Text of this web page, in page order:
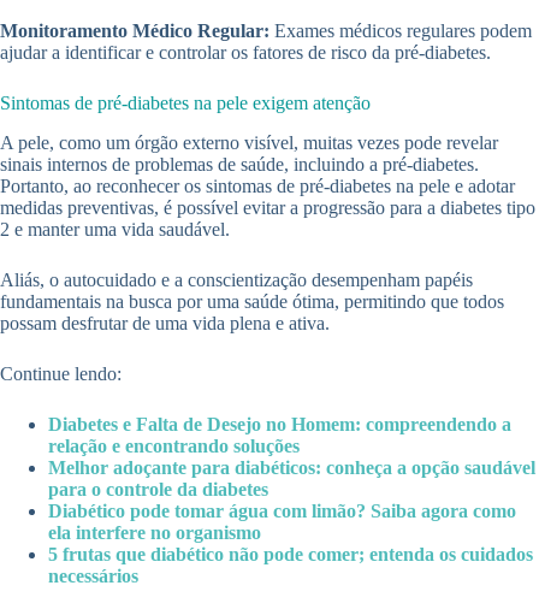
Monitoramento Médico Regular: Exames médicos regulares podem
ajudar a identificar e controlar os fatores de risco da pré-diabetes.
Sintomas de pré-diabetes na pele exigem atenção
A pele, como um órgão externo visível, muitas vezes pode revelar
sinais internos de problemas de saúde, incluindo a pré-diabetes.
Portanto, ao reconhecer os sintomas de pré-diabetes na pele e adotar
medidas preventivas, é possível evitar a progressão para a diabetes tipo
2 e manter uma vida saudável.
Aliás, o autocuidado e a conscientização desempenham papéis
fundamentais na busca por uma saúde ótima, permitindo que todos
possam desfrutar de uma vida plena e ativa.
Continue lendo:
Diabetes e Falta de Desejo no Homem: compreendendo a
relação e encontrando soluções
Melhor adoçante para diabéticos: conheça a opção saudável
para o controle da diabetes
Diabético pode tomar água com limão? Saiba agora como
ela interfere no organismo
5 frutas que diabético não pode comer; entenda os cuidados
necessários